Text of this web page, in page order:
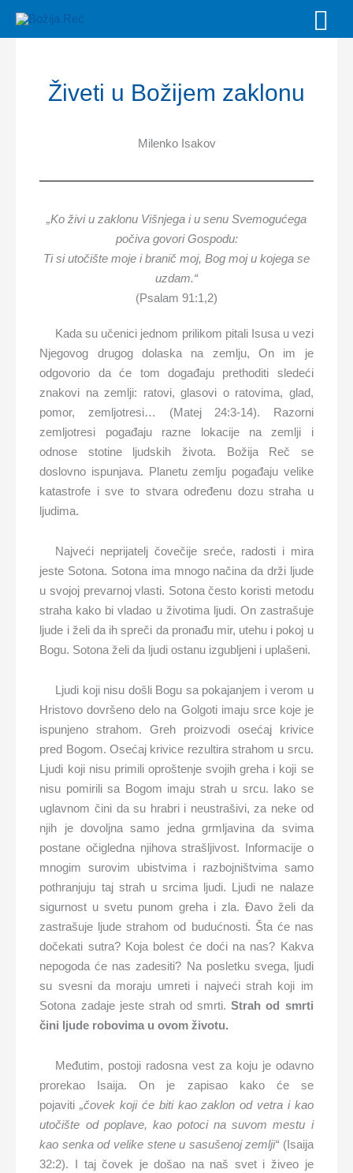
Živeti u Božijem zaklonu
Milenko Isakov
„Ko živi u zaklonu Višnjega i u senu Svemogućega
počiva govori Gospodu:
Ti si utočište moje i branič moj, Bog moj u kojega se
uzdam.“
(Psalam 91:1,2)
Kada su učenici jednom prilikom pitali Isusa u vezi
Njegovog drugog dolaska na zemlju, On im je
odgovorio da će tom događaju prethoditi sledeći
znakovi na zemlji: ratovi, glasovi o ratovima, glad,
pomor, zemljotresi… (Matej 24:3-14). Razorni
zemljotresi pogađaju razne lokacije na zemlji i
odnose stotine ljudskih života. Božija Reč se
doslovno ispunjava. Planetu zemlju pogađaju velike
katastrofe i sve to stvara određenu dozu straha u
ljudima.
Najveći neprijatelj čovečije sreće, radosti i mira
jeste Sotona. Sotona ima mnogo načina da drži ljude
u svojoj prevarnoj vlasti. Sotona često koristi metodu
straha kako bi vladao u životima ljudi. On zastrašuje
ljude i želi da ih spreči da pronađu mir, utehu i pokoj u
Bogu. Sotona želi da ljudi ostanu izgubljeni i uplašeni.
Ljudi koji nisu došli Bogu sa pokajanjem i verom u
Hristovo dovršeno delo na Golgoti imaju srce koje je
ispunjeno strahom. Greh proizvodi osećaj krivice
pred Bogom. Osećaj krivice rezultira strahom u srcu.
Ljudi koji nisu primili oproštenje svojih greha i koji se
nisu pomirili sa Bogom imaju strah u srcu. Iako se
uglavnom čini da su hrabri i neustrašivi, za neke od
njih je dovoljna samo jedna grmljavina da svima
postane očigledna njihova strašljivost. Informacije o
mnogim surovim ubistvima i razbojništvima samo
pothranjuju taj strah u srcima ljudi. Ljudi ne nalaze
sigurnost u svetu punom greha i zla. Đavo želi da
zastrašuje ljude strahom od budućnosti. Šta će nas
dočekati sutra? Koja bolest će doći na nas? Kakva
nepogoda će nas zadesiti? Na posletku svega, ljudi
su svesni da moraju umreti i najveći strah koji im
Sotona zadaje jeste strah od smrti.Strah od smrti
čini ljude robovima u ovom životu.
Međutim, postoji radosna vest za koju je odavno
prorekao Isaija. On je zapisao kako će se
pojaviti„čovek koji će biti kao zaklon od vetra i kao
utočište od poplave, kao potoci na suvom mestu i
kao senka od velike stene u sasušenoj zemlji“(Isaija
32:2). I taj čovek je došao na naš svet i živeo je